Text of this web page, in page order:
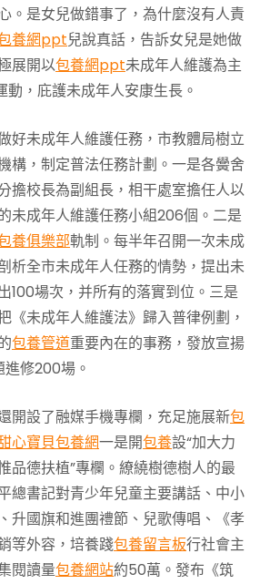
。是女兒做錯事了，為什麼沒有人責
養網ppt兒說真話，告訴女兒是她做
展開以包養網ppt未成年人維護為主
動，庇護未成年人安康生長。
好未成年人維護任務，市教體局樹立
構，制定普法任務計劃。一是各黌舍
擔校長為副組長，相干處室擔任人以
未成年人維護任務小組206個。二是
養俱樂部軌制。每半年召開一次未成
析全市未成年人任務的情勢，提出未
100場次，并所有的落實到位。三是
《未成年人維護法》歸入普律例劃，
包養管道重要內在的事務，發放宣揚
修200場。
開設了融媒手機專欄，充足施展新包
心寶貝包養網一是開包養設“加大力
品德扶植”專欄。繚繞樹德樹人的最
總書記對青少年兒童主要講話、中小
、升國旗和進團禮節、兒歌傳唱、《孝
等外容，培養踐包養留言板行社會主
閱讀量包養網站約50萬。發布《筑